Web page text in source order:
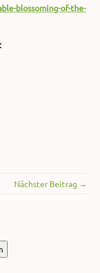
blossoming-of-the-
Nächster Beitrag →